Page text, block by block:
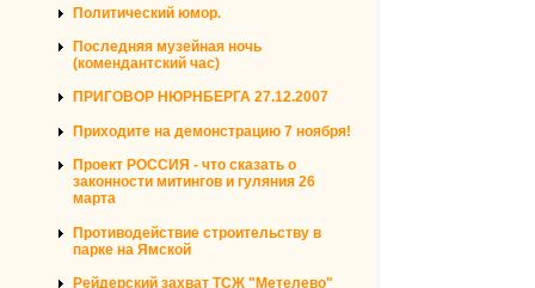
Политический юмор.
Последняя музейная ночь
(комендантский час)
ПРИГОВОР НЮРНБЕРГА 27.12.2007
Приходите на демонстрацию 7 ноября!
Проект РОССИЯ - что сказать о
законности митингов и гуляния 26
марта
Противодействие строительству в
парке на Ямской
Рейдерский захват ТСЖ "Метелево"